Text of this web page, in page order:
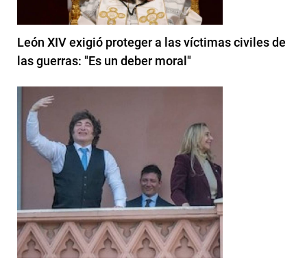
León XIV exigió proteger a las víctimas civiles de
las guerras: "Es un deber moral"